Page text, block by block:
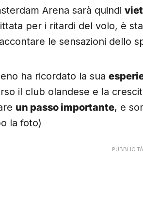
Arena sarà quindi
per i ritardi del volo, è
le sensazioni dello
ha ricordato la sua
il club olandese e la
un passo importante, e
la foto)